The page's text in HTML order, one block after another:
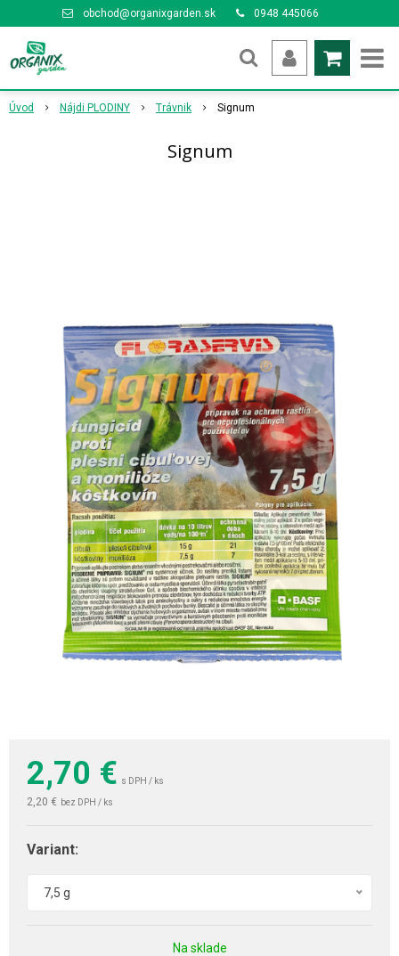
obchod@organixgarden.sk 0948 445066
Úvod Nájdi PLODINY Trávnik Signum
Signum
2,70 € s DPH / ks
2,20 € bez DPH / ks
Variant:
7,5 g
Na sklade